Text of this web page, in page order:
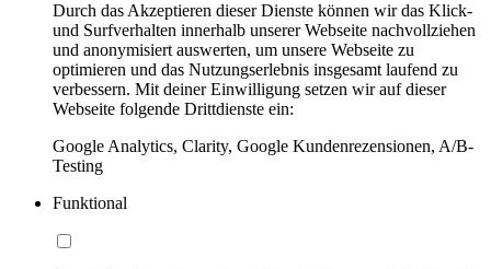
Durch das Akzeptieren dieser Dienste können wir das Klick-
und Surfverhalten innerhalb unserer Webseite nachvollziehen
und anonymisiert auswerten, um unsere Webseite zu
optimieren und das Nutzungserlebnis insgesamt laufend zu
verbessern. Mit deiner Einwilligung setzen wir auf dieser
Webseite folgende Drittdienste ein:
Google Analytics, Clarity, Google Kundenrezensionen, A/B-
Testing
Funktional